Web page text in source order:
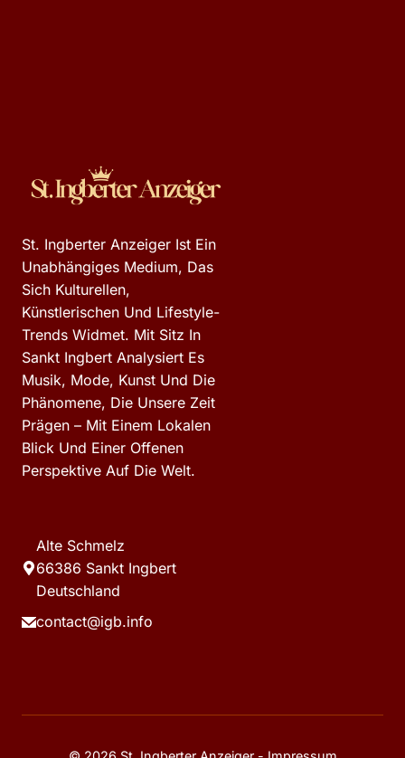
St. Ingberter Anzeiger Ist Ein
Unabhängiges Medium, Das
Sich Kulturellen,
Künstlerischen Und Lifestyle-
Trends Widmet. Mit Sitz In
Sankt Ingbert Analysiert Es
Musik, Mode, Kunst Und Die
Phänomene, Die Unsere Zeit
Prägen – Mit Einem Lokalen
Blick Und Einer Offenen
Perspektive Auf Die Welt.
Alte Schmelz
66386 Sankt Ingbert
Deutschland
contact@igb.info